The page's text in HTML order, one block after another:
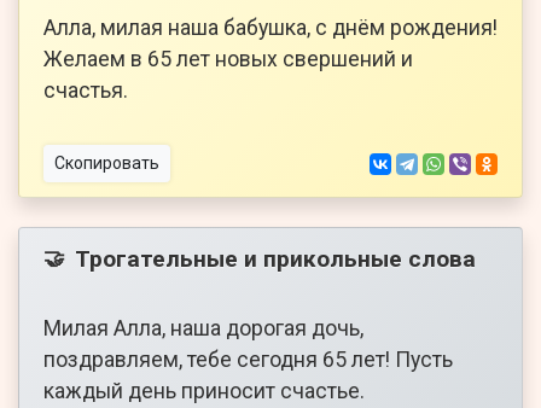
Алла, милая наша бабушка, с днём рождения!
Желаем в 65 лет новых свершений и
счастья.
Скопировать
🤝 Трогательные и прикольные слова
Милая Алла, наша дорогая дочь,
поздравляем, тебе сегодня 65 лет! Пусть
каждый день приносит счастье.